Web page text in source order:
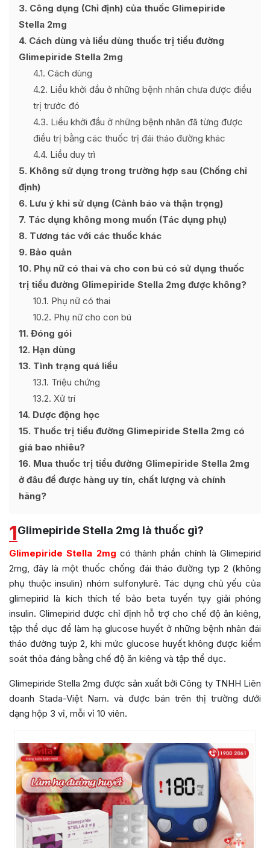
3 Công dụng (Chỉ định) của thuốc Glimepiride
Stella 2mg
4 Cách dùng và liều dùng thuốc trị tiểu đường
Glimepiride Stella 2mg
4.1 Cách dùng
4.2 Liều khởi đầu ở những bệnh nhân chưa được điều
trị trước đó
4.3 Liều khởi đầu ở những bệnh nhân đã từng được
điều trị bằng các thuốc trị đái tháo đường khác
4.4 Liều duy trì
5 Không sử dụng trong trường hợp sau (Chống chỉ
định)
6 Lưu ý khi sử dụng (Cảnh báo và thận trọng)
7 Tác dụng không mong muốn (Tác dụng phụ)
8 Tương tác với các thuốc khác
9 Bảo quản
10 Phụ nữ có thai và cho con bú có sử dụng thuốc
trị tiểu đường Glimepiride Stella 2mg được không?
10.1 Phụ nữ có thai
10.2 Phụ nữ cho con bú
11 Đóng gói
12 Hạn dùng
13 Tình trạng quá liều
13.1 Triệu chứng
13.2 Xử trí
14 Dược động học
15 Thuốc trị tiểu đường Glimepiride Stella 2mg có
giá bao nhiêu?
16 Mua thuốc trị tiểu đường Glimepiride Stella 2mg
ở đâu để được hàng uy tín, chất lượng và chính
hãng?
1Glimepiride Stella 2mg là thuốc gì?
Glimepiride Stella 2mg có thành phần chính là Glimepirid
2mg, đây là một thuốc chống đái tháo đường typ 2 (không
phụ thuộc insulin) nhóm sulfonylurê. Tác dụng chủ yếu của
glimepirid là kích thích tế bảo beta tuyến tụy giải phóng
insulin. Glimepirid được chỉ định hỗ trợ cho chế độ ăn kiêng,
tập thể dục để làm hạ glucose huyết ở những bệnh nhân đái
tháo đường tuýp 2, khi mức glucose huyết không được kiểm
soát thỏa đáng bằng chế độ ăn kiêng và tập thể dục.
Glimepiride Stella 2mg được sản xuất bởiCông ty TNHH Liên
doanh Stada-Việt Nam. và được bán trên thị trường dưới
dạng hộp 3 vỉ, mỗi vỉ 10 viên.